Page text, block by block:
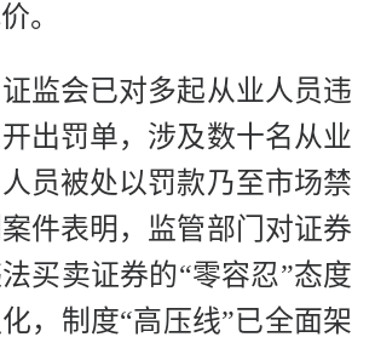
。
监会已对多起从业人员违
出罚单，涉及数十名从业
员被处以罚款乃至市场禁
件表明，监管部门对证券
买卖证券的“零容忍”态度
，制度“高压线”已全面架